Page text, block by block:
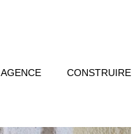
AGENCE CONSTRUIRE